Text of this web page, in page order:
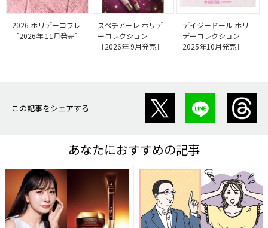
2026 ホリデーコフレ
［2026年 11月発売］
スペチアーレ ホリデ
ーコレクション
［2026年 9月発売］
デイジードール ホリ
デーコレクション
2025年10月発売］
この記事をシェアする
あなたにおすすめの記事